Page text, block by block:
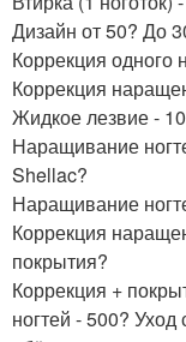
Дизайн от 50? До
Коррекция одного
Коррекция
Жидкое лезвие -
Наращивание
Shellac?
Наращивание
Коррекция
покрытия?
Коррекция +
ногтей - 500?